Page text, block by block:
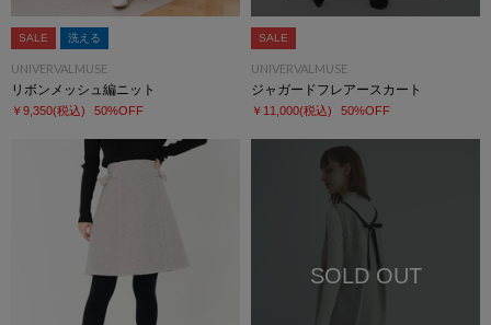
SALE 洗える
UNIVERVALMUSE
リボンメッシュ編ニット
￥9,350(税込) 50%OFF
SALE
UNIVERVALMUSE
ジャガードフレアースカート
￥11,000(税込) 50%OFF
SOLD OUT